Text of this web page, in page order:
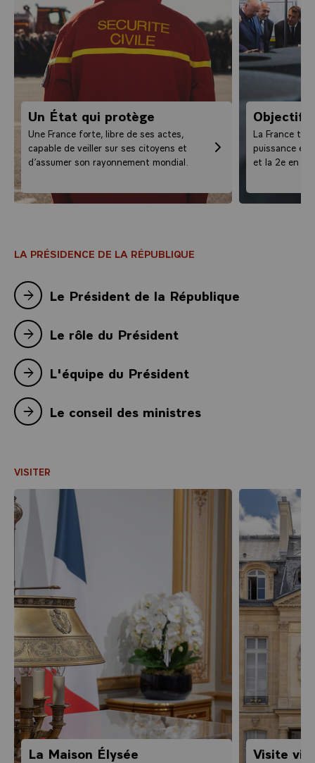
Un État qui protège
Une France forte, libre de ses actes,
capable de veiller sur ses citoyens et
d’assumer son rayonnement mondial.
Objectif
La France
puissance
et la 2e en
LA PRÉSIDENCE DE LA RÉPUBLIQUE
Le Président de la République
Le rôle du Président
L'équipe du Président
Le conseil des ministres
VISITER
La Maison Élysée Visite